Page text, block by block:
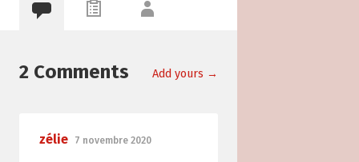
2 Comments Add yours →
zélie 7 novembre 2020